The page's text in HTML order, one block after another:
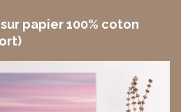
papier 100% coton